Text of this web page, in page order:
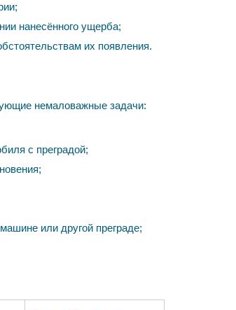
нанесённого ущерба;
их появления.
немаловажные задачи:
с преградой;
или другой преграде;